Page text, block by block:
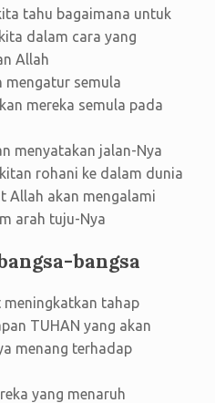
tahu bagaimana untuk
dalam cara yang
Allah
mengatur semula
mereka semula pada
menyatakan jalan-Nya
rohani ke dalam dunia
Allah akan mengalami
arah tuju-Nya
bangsa
meningkatkan tahap
TUHAN yang akan
menang terhadap
yang menaruh